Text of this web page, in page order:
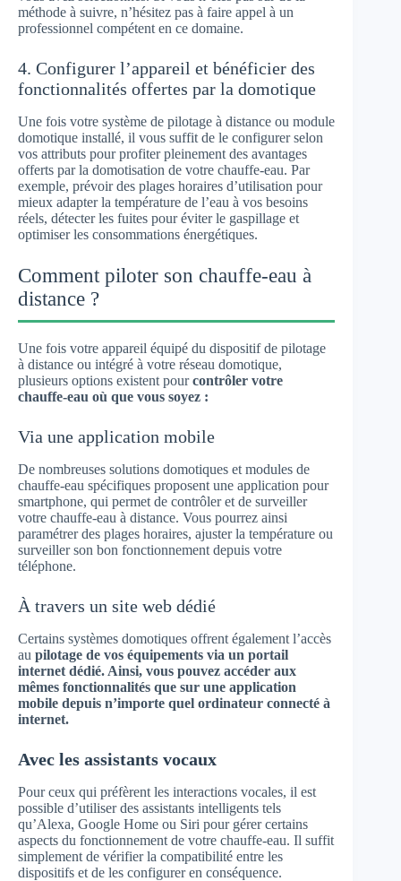
méthode à suivre, n’hésitez pas à faire appel à un
professionnel compétent en ce domaine.
4. Configurer l’appareil et bénéficier des
fonctionnalités offertes par la domotique
Une fois votre système de pilotage à distance ou module
domotique installé, il vous suffit de le configurer selon
vos attributs pour profiter pleinement des avantages
offerts par la domotisation de votre chauffe-eau. Par
exemple, prévoir des plages horaires d’utilisation pour
mieux adapter la température de l’eau à vos besoins
réels, détecter les fuites pour éviter le gaspillage et
optimiser les consommations énergétiques.
Comment piloter son chauffe-eau à
distance ?
Une fois votre appareil équipé du dispositif de pilotage
à distance ou intégré à votre réseau domotique,
plusieurs options existent pourcontrôler votre
chauffe-eau où que vous soyez :
Via une application mobile
De nombreuses solutions domotiques et modules de
chauffe-eau spécifiques proposent une application pour
smartphone, qui permet de contrôler et de surveiller
votre chauffe-eau à distance. Vous pourrez ainsi
paramétrer des plages horaires, ajuster la température ou
surveiller son bon fonctionnement depuis votre
téléphone.
À travers un site web dédié
Certains systèmes domotiques offrent également l’accès
au pilotage de vos équipements via un portail
internet dédié. Ainsi, vous pouvez accéder aux
mêmes fonctionnalités que sur une application
mobile depuis n’importe quel ordinateur connecté à
internet.
Avec les assistants vocaux
Pour ceux qui préfèrent les interactions vocales, il est
possible d’utiliser des assistants intelligents tels
qu’Alexa, Google Home ou Siri pour gérer certains
aspects du fonctionnement de votre chauffe-eau. Il suffit
simplement de vérifier la compatibilité entre les
dispositifs et de les configurer en conséquence.